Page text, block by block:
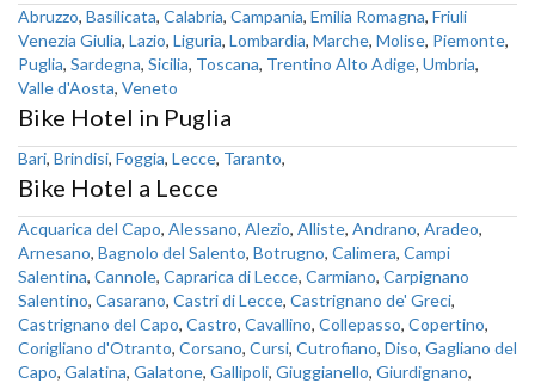
Abruzzo, Basilicata, Calabria, Campania, Emilia Romagna, Friuli
Venezia Giulia, Lazio, Liguria, Lombardia, Marche, Molise, Piemonte,
Puglia, Sardegna, Sicilia, Toscana, Trentino Alto Adige, Umbria,
Valle d'Aosta, Veneto
Bike Hotel in Puglia
Bari, Brindisi, Foggia, Lecce, Taranto,
Bike Hotel a Lecce
Acquarica del Capo, Alessano, Alezio, Alliste, Andrano, Aradeo,
Arnesano, Bagnolo del Salento, Botrugno, Calimera, Campi
Salentina, Cannole, Caprarica di Lecce, Carmiano, Carpignano
Salentino, Casarano, Castri di Lecce, Castrignano de' Greci,
Castrignano del Capo, Castro, Cavallino, Collepasso, Copertino,
Corigliano d'Otranto, Corsano, Cursi, Cutrofiano, Diso, Gagliano del
Capo, Galatina, Galatone, Gallipoli, Giuggianello, Giurdignano,